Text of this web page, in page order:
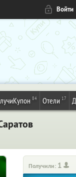
Войти
84 Отели 17
Получили: 1